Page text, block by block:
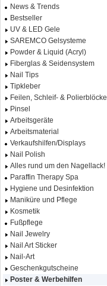
News & Trends
Bestseller
UV & LED Gele
SAREMCO Gelsysteme
Powder & Liquid (Acryl)
Fiberglas & Seidensystem
Nail Tips
Tipkleber
Feilen, Schleif- & Polierblöcke
Pinsel
Arbeitsgeräte
Arbeitsmaterial
Verkaufshilfen/Displays
Nail Polish
Alles rund um den Nagellack!
Paraffin Therapy Spa
Hygiene und Desinfektion
Maniküre und Pflege
Kosmetik
Fußpflege
Nail Jewelry
Nail Art Sticker
Nail-Art
Geschenkgutscheine
Poster & Werbehilfen